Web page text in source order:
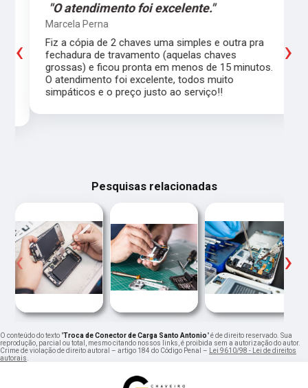
"O atendimento foi excelente."
Marcela Perna
Fiz a cópia de 2 chaves uma simples e outra pra
fechadura de travamento (aquelas chaves
grossas) e ficou pronta em menos de 15 minutos.
O atendimento foi excelente, todos muito
simpáticos e o preço justo ao serviço!!
‹ ›
Pesquisas relacionadas
‹ ›
O conteúdo do texto "Troca de Conector de Carga Santo Antonio" é de direito reservado. Sua
reprodução, parcial ou total, mesmo citando nossos links, é proibida sem a autorização do autor.
Crime de violação de direito autoral – artigo 184 do Código Penal –
Lei 9610/98 - Lei de direitos
autorais